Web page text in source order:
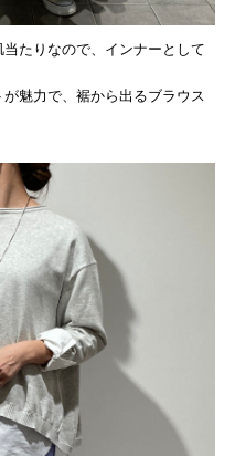
たりなので、インナーとして
魅力で、裾から出るブラウス